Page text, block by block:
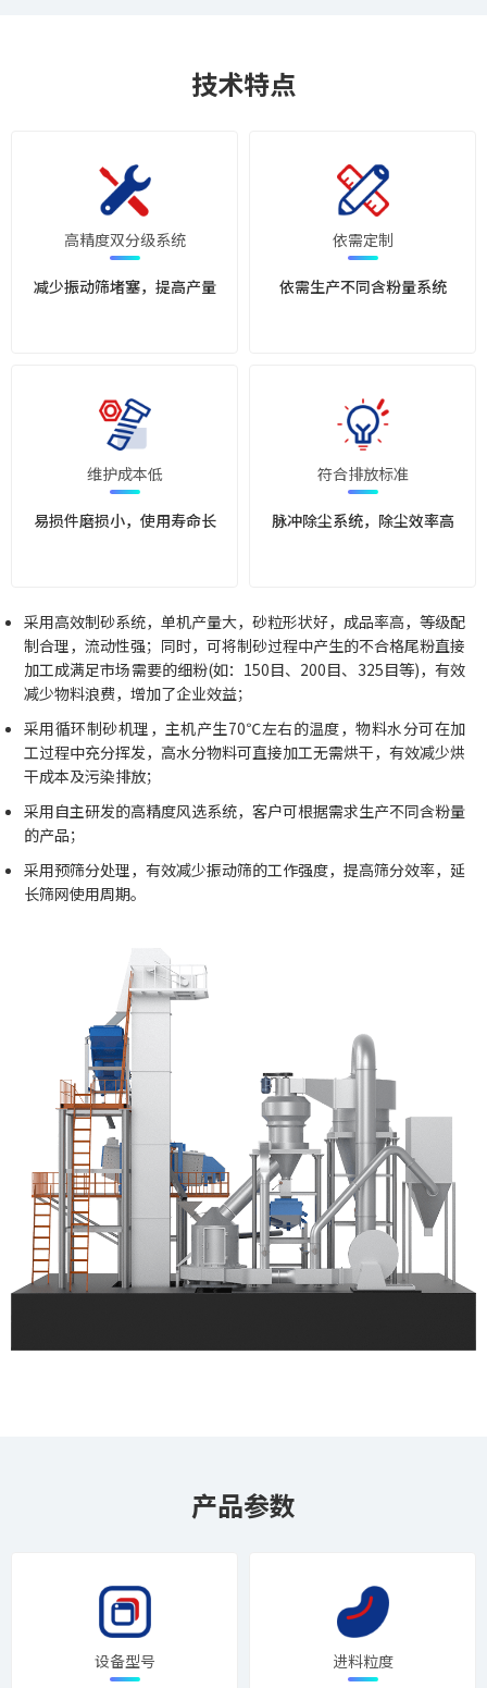
技术特点
高精度双分级系统
减少振动筛堵塞，提高产量
依需定制
依需生产不同含粉量系统
维护成本低
易损件磨损小，使用寿命长
符合排放标准
脉冲除尘系统，除尘效率高
采用高效制砂系统，单机产量大，砂粒形状好，成品率高，等级配
制合理，流动性强；同时，可将制砂过程中产生的不合格尾粉直接
加工成满足市场需要的细粉(如：150目、200目、325目等)，有效
减少物料浪费，增加了企业效益；
采用循环制砂机理，主机产生70℃左右的温度，物料水分可在加
工过程中充分挥发，高水分物料可直接加工无需烘干，有效减少烘
干成本及污染排放；
采用自主研发的高精度风选系统，客户可根据需求生产不同含粉量
的产品；
采用预筛分处理，有效减少振动筛的工作强度，提高筛分效率，延
长筛网使用周期。
产品参数
设备型号 进料粒度